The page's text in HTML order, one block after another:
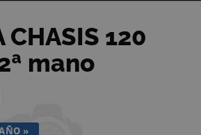
CHASIS 120
mano